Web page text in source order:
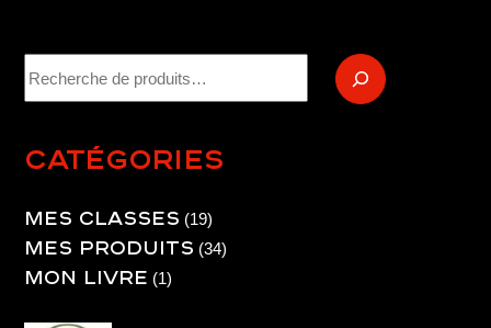
Catégories
Mes Classes 1919
produits
Mes produits 3434
Mon livre 11